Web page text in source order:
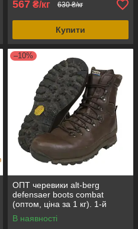
567 ₴/кг 630 ₴/кг
Купити
–10%
ОПТ черевики alt-berg
defensaer boots combat
(оптом, ціна за 1 кг). 1-й
ҐАТУНОК (ҐАТУНОКування),
оригінал Британія
В наявності